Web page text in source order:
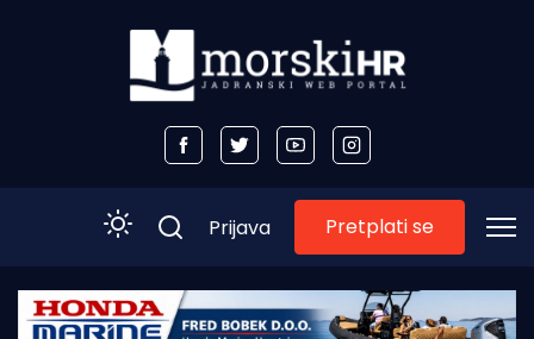
Početna
Prijava Pretplati se